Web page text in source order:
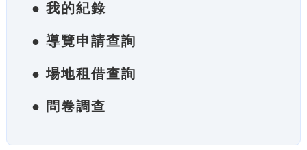
● 我的紀錄
● 導覽申請查詢
● 場地租借查詢
● 問卷調查